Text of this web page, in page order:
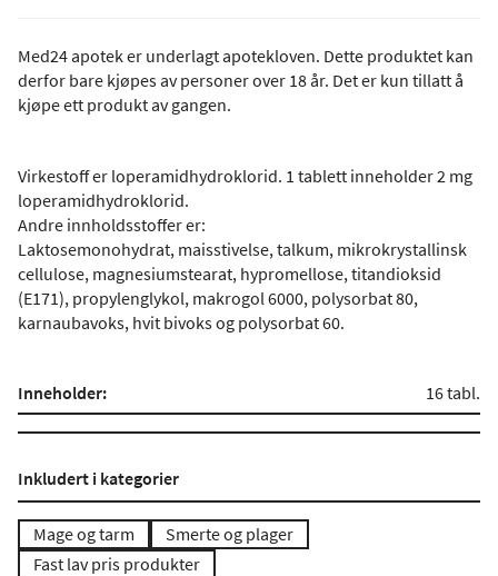
Med24 apotek er underlagt apotekloven. Dette produktet kan
derfor bare kjøpes av personer over 18 år. Det er kun tillatt å
kjøpe ett produkt av gangen.
Virkestoff er loperamidhydroklorid. 1 tablett inneholder 2 mg
loperamidhydroklorid.
Andre innholdsstoffer er:
Laktosemonohydrat, maisstivelse, talkum, mikrokrystallinsk
cellulose, magnesiumstearat, hypromellose, titandioksid
(E171), propylenglykol, makrogol 6000, polysorbat 80,
karnaubavoks, hvit bivoks og polysorbat 60.
Inneholder: 16 tabl.
Inkludert i kategorier
Mage og tarm
Smerte og plager
Fast lav pris produkter